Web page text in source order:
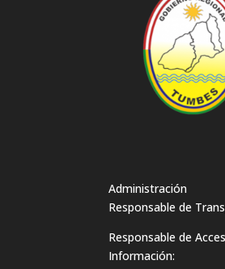
Administración
Responsable de
Responsable de
Información: